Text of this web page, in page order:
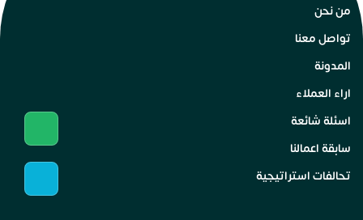
من نحن
تواصل معنا
المدونة
اراء العملاء
اسئلة شائعة
سابقة اعمالنا
تحالفات استراتيجية